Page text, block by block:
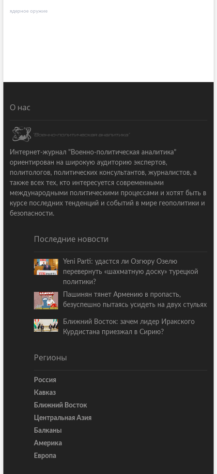
ядерное оружие
О нас
Интернет-журнал "Военно-политическая аналитика"
ориентирован на широкую аудиторию экспертов,
политологов, политических консультантов, журналистов, а
также всех тех, кто интересуется современными
международными политическими процессами и хотят быть в
курсе последних тенденций и событий в мире геополитики и
безопасности.
Последние новости
Yeni Parti: удастся ли Озгюру Озелю
перевернуть «шахматную доску» турецкой
политики?
Пашинян тянет Армению в пропасть,
безуспешно пытаясь усидеть на двух стульях
Ближний Восток: зачем лидер Иракского
Курдистана приезжал в Сирию?
Регионы
Россия
Кавказ
Ближний Восток
Центральная Азия
Балканы
Америка
Европа